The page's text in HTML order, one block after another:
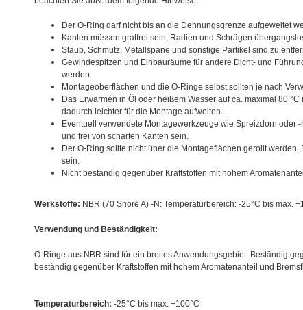
Der O-Ring darf nicht bis an die Dehnungsgrenze aufgeweitet
Kanten müssen gratfrei sein, Radien und Schrägen
Staub, Schmutz, Metallspäne und sonstige Partikel sind zu
Gewindespitzen und Einbauräume für andere Dicht- und
werden.
Montageoberflächen und die O-Ringe selbst sollten je nach
Das Erwärmen in Öl oder heißem Wasser auf ca. maximal 80
dadurch leichter für die Montage aufweiten.
Eventuell verwendete Montagewerkzeuge wie Spreizdorn oder
und frei von scharfen Kanten sein.
Der O-Ring sollte nicht über die Montageflächen gerollt
sein.
Nicht beständig gegenüber Kraftstoffen mit hohem
Werkstoffe: NBR (70 Shore A) -N: Temperaturbereich: -25°C bis max.
Verwendung und Beständigkeit:
O-Ringe aus NBR sind für ein breites Anwendungsgebiet. Beständig
beständig gegenüber Kraftstoffen mit hohem Aromatenanteil und
Temperaturbereich: -25°C bis max. +100°C